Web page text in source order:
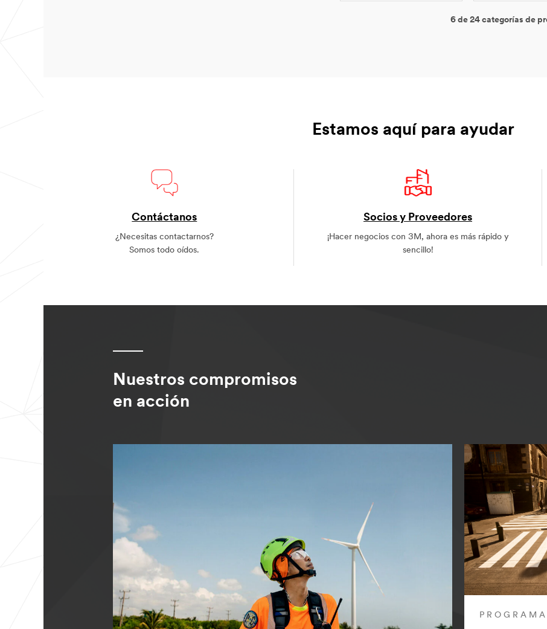
6 de 24 categorías de
Estamos aquí para ayudar
Contáctanos
¿Necesitas contactarnos?
Somos todo oídos.
Socios y Proveedores
¡Hacer negocios con 3M, ahora es más rápido y
sencillo!
Nuestros compromisos
en acción